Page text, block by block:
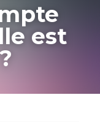
est